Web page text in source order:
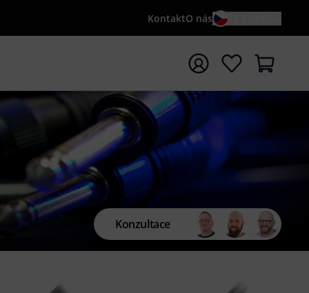
KontaktO nás
s vyhledávaným výrazem {searchTerm}
Konzultace